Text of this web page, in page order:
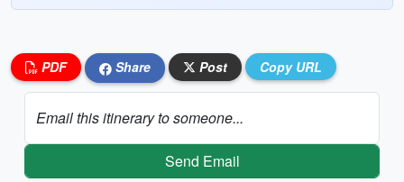
PDF Share Post Copy URL
Email this itinerary to someone...
Send Email